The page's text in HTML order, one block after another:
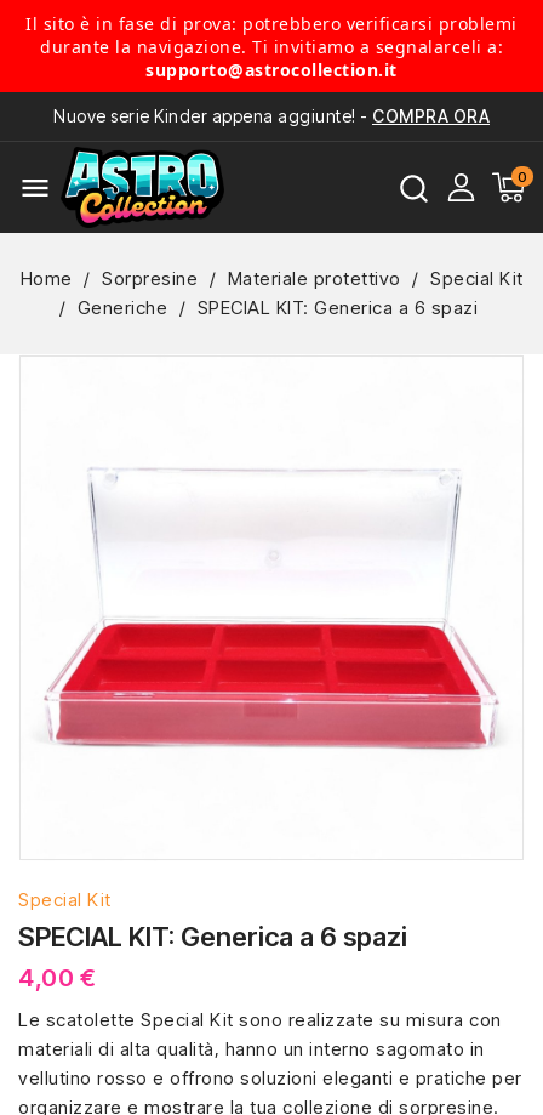
Il sito è in fase di prova: potrebbero verificarsi problemi
durante la navigazione. Ti invitiamo a segnalarceli a:
supporto@astrocollection.it
Nuove serie Kinder appena aggiunte! - COMPRA ORA
menu
Home Sorpresine Materiale protettivo
Special Kit
Generiche
SPECIAL KIT: Generica a 6 spazi
Special Kit
SPECIAL KIT: Generica a 6 spazi
4,00 €
Le scatolette Special Kit sono realizzate su misura con
materiali di alta qualità, hanno un interno sagomato in
vellutino rosso e offrono soluzioni eleganti e pratiche per
organizzare e mostrare la tua collezione di sorpresine.